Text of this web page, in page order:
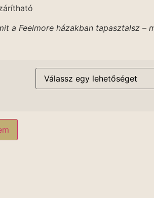
a Feelmore házakban tapasztalsz –